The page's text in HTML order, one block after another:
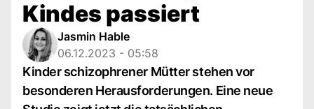
Kindes passiert
Jasmin Hable
06.12.2023 - 05:58
Kinder schizophrener Mütter stehen vor
besonderen Herausforderungen. Eine neue